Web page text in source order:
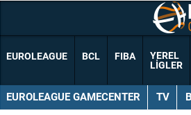
EUROLEAGUE BCL FIBA
YEREL
LIGLER
EUROLEAGUE GAMECENTER TV